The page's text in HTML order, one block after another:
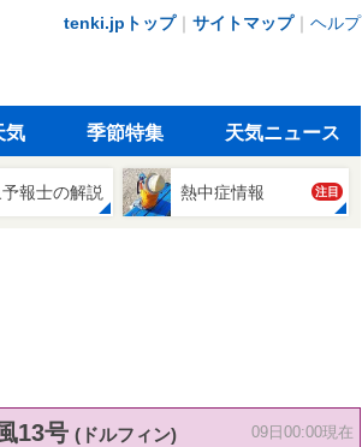
tenki.jpトップ｜ サイトマップ｜ ヘルプ
気 季節特集 天気ニュース
報士の解説 熱中症情報 注目
13号 (ドルフィン) 09日00:00現在